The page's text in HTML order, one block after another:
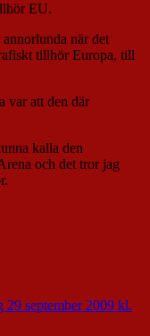
EU.
när det
tillhör Europa, till
var att den där
kalla den
och det tror jag
29 september 2009 kl.